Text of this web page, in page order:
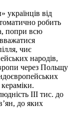
українців від
робить
попри всю
чиє
народів,
через Польщу
ІІІ тис. до
до яких